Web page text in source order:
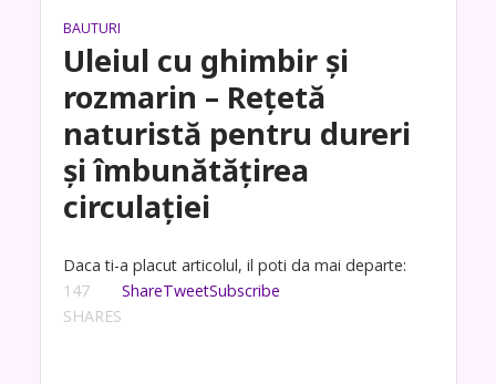
BAUTURI
Uleiul cu ghimbir și
rozmarin – Rețetă
naturistă pentru dureri
și îmbunătățirea
circulației
Daca ti-a placut articolul, il poti da mai departe:
147
SHARES
ShareTweetSubscribe